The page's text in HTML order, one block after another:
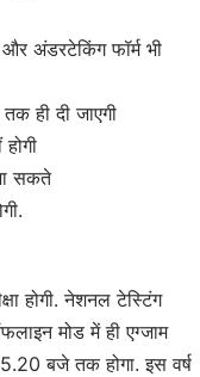
अंडरटेकिंग फॉर्म भी
ही दी जाएगी
सकते
होगी. नेशनल टेस्टिंग
मोड में ही एग्जाम
बजे तक होगा. इस वर्ष